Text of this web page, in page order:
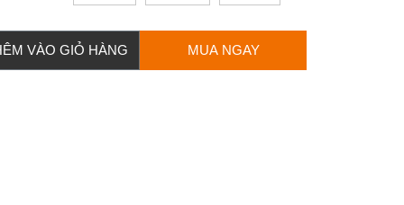
VÀO GIỎ HÀNG MUA NGAY